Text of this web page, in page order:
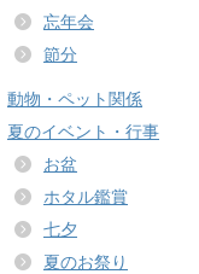
忘年会
節分
動物・ペット関係
夏のイベント・行事
お盆
ホタル鑑賞
七夕
夏のお祭り